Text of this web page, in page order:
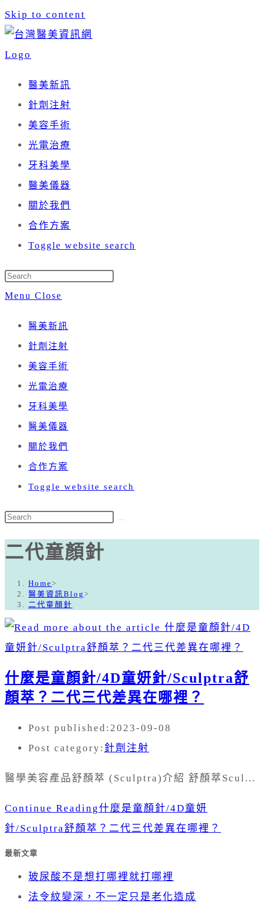
Skip to content
醫美新訊
針劑注射
美容手術
光電治療
牙科美學
醫美儀器
關於我們
合作方案
Toggle website search
Menu Close
醫美新訊
針劑注射
美容手術
光電治療
牙科美學
醫美儀器
關於我們
合作方案
Toggle website search
二代童顏針
Home>
醫美資訊Blog >
二代童顏針
什麼是童顏針/4D童妍針/Sculptra舒
顏萃？二代三代差異在哪裡？
Post published:2023-09-08
Post category: 針劑注射
醫學美容產品舒顏萃 (Sculptra)介紹 舒顏萃Scul...
Continue Reading什麼是童顏針/4D童妍
針/Sculptra舒顏萃？二代三代差異在哪裡？
最新文章
玻尿酸不是想打哪裡就打哪裡
法令紋變深，不一定只是老化造成